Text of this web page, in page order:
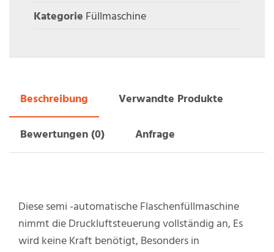
Kategorie Füllmaschine
Beschreibung
Verwandte Produkte
Bewertungen (0)
Anfrage
Diese semi -automatische Flaschenfüllmaschine
nimmt die Druckluftsteuerung vollständig an, Es
wird keine Kraft benötigt, Besonders in